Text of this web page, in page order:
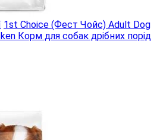
1st Choice (Фест Чойс) Adult Dog
Корм ​​для собак дрібних порід